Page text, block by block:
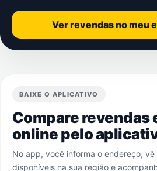
Ver revendas no meu
BAIXE O APLICATIVO
Compare revendas
online pelo
No app, você informa o endereço, vê
disponíveis na sua região e